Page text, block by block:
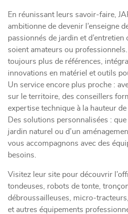
En réunissant leurs savoir-faire,
ambitionne de devenir l’enseigne
passionnés de jardin et d’entretien
soient amateurs ou
toujours plus de références,
innovations en matériel et outils
Un service encore plus proche :
sur le territoire, des conseillers
expertise technique à la hauteur de
Des solutions personnalisées :
jardin naturel ou d’un
vous accompagnons avec des
besoins.
Visitez leur site pour découvrir
tondeuses, robots de tonte,
débroussailleuses, micro-
et autres équipements